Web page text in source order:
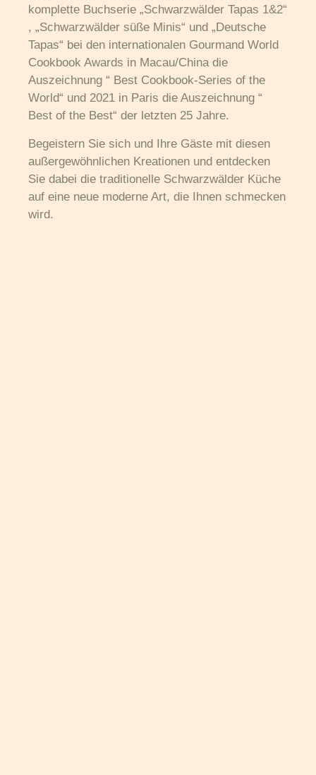
komplette Buchserie „Schwarzwälder Tapas 1&2“
, „Schwarzwälder süße Minis“ und „Deutsche
Tapas“ bei den internationalen Gourmand World
Cookbook Awards in Macau/China die
Auszeichnung “ Best Cookbook-Series of the
World“ und 2021 in Paris die Auszeichnung “
Best of the Best“ der letzten 25 Jahre.
Begeistern Sie sich und Ihre Gäste mit diesen
außergewöhnlichen Kreationen und entdecken
Sie dabei die traditionelle Schwarzwälder Küche
auf eine neue moderne Art, die Ihnen schmecken
wird.